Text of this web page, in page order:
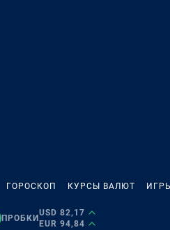
ГОРОСКОП КУРСЫ ВАЛЮТ
ПРОБКИ
USD 82,17
EUR 94,84